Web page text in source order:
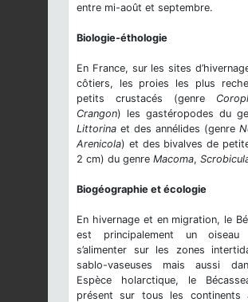
entre mi-août et septembre.
Biologie-éthologie
En France, sur les sites
côtiers, les proies les plus
petits crustacés (genre
Crangon) les gastéropodes du
Littorina et des annélides (genre
Arenicola) et des bivalves de
2 cm) du genre Macoma,
Biogéographie et écologie
En hivernage et en migration, le
est principalement un
s’alimenter sur les zones
sablo-vaseuses mais aussi
Espèce holarctique, le
présent sur tous les continents